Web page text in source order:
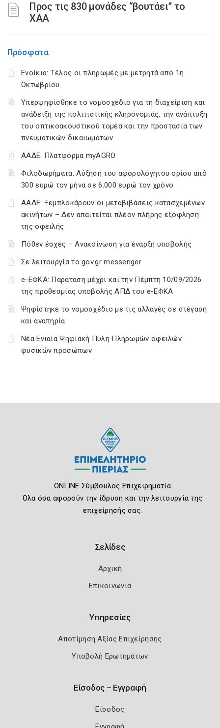
Προς τις 830 μονάδες “βουτάει” το
ΧΑΑ
Πρόσφατα
Ενοίκια: Τέλος οι πληρωμές με μετρητά από 1η
Οκτωβρίου
Υπερψηφίσθηκε το νομοσχέδιο για τη διαχείριση και
ανάδειξη της πολιτιστικής κληρονομιάς, την ανάπτυξη
του οπτικοακουστικού τομέα και την προστασία των
πνευματικών δικαιωμάτων
ΑΑΔΕ: Πλατφόρμα myAGRO
Φιλοδωρήματα: Αύξηση του αφορολόγητου ορίου από
300 ευρώ τον μήνα σε 6.000 ευρώ τον χρόνο
ΑΑΔΕ: Ξεμπλοκάρουν οι μεταβιβάσεις κατασχεμένων
ακινήτων – Δεν απαιτείται πλέον πλήρης εξόφληση
της οφειλής
Πόθεν έσχες – Ανακοίνωση για έναρξη υποβολής
Σε λειτουργία το gov.gr messenger
e-ΕΦΚΑ: Παράταση μέχρι και την Πέμπτη 10/09/2026
της προθεσμίας υποβολής ΑΠΔ του e-ΕΦΚΑ
Ψηφίστηκε το νομοσχέδιο με τις αλλαγές σε στέγαση
και αναπηρία
Νέα Ενιαία Ψηφιακή Πύλη Πληρωμών οφειλών
φυσικών προσώπων
ONLINE Σύμβουλος Επιχειρηματία
Όλα όσα αφορούν την ίδρυση και την λειτουργία της
επιχείρησής σας.
Σελίδες
Αρχική
Επικοινωνία
Υπηρεσίες
Αποτίμηση Αξίας Επιχείρησης
Υποβολή Ερωτημάτων
Είσοδος – Εγγραφή
Είσοδος